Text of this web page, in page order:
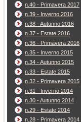
n.40 - Primavera 2017
n.39 - Inverno 2016
n.38 - Autunno 2016
n.37 - Estate 2016
n.36 - Primavera 2016
n.35 - Inverno 2015
n.34 - Autunno 2015
n.33 - Estate 2015
n.32 - Primavera 2015
n.31 - Inverno 2014
n.30 - Autunno 2014
n.29 - Estate 2014
n.28 - Primavera 2014